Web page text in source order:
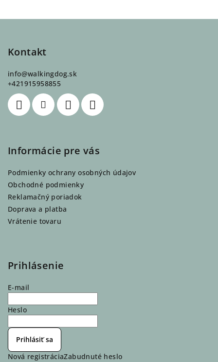
Kontakt
info@walkingdog.sk
+421915958855
Informácie pre vás
Podmienky ochrany osobných údajov
Obchodné podmienky
Reklamačný poriadok
Doprava a platba
Vrátenie tovaru
Prihlásenie
E-mail
Heslo
Prihlásiť sa
Nová registráciaZabudnuté heslo